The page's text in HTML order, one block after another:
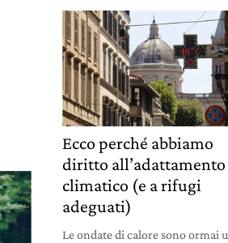
Ecco perché abbiamo
diritto all’adattamento
climatico (e a rifugi
adeguati)
Le ondate di calore sono ormai